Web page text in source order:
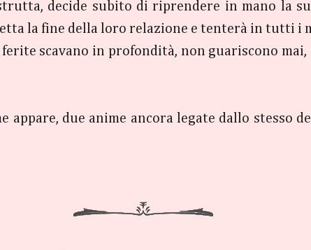
decide subito di riprendere in mano la
la fine della loro relazione e tenterà in tutti i
scavano in profondità, non guariscono mai,
appare, due anime ancora legate dallo stesso